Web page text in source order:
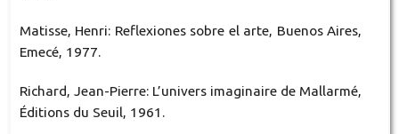
Matisse, Henri: Reflexiones sobre el arte, Buenos Aires,
Emecé, 1977.
Richard, Jean-Pierre: L’univers imaginaire de Mallarmé,
Éditions du Seuil, 1961.